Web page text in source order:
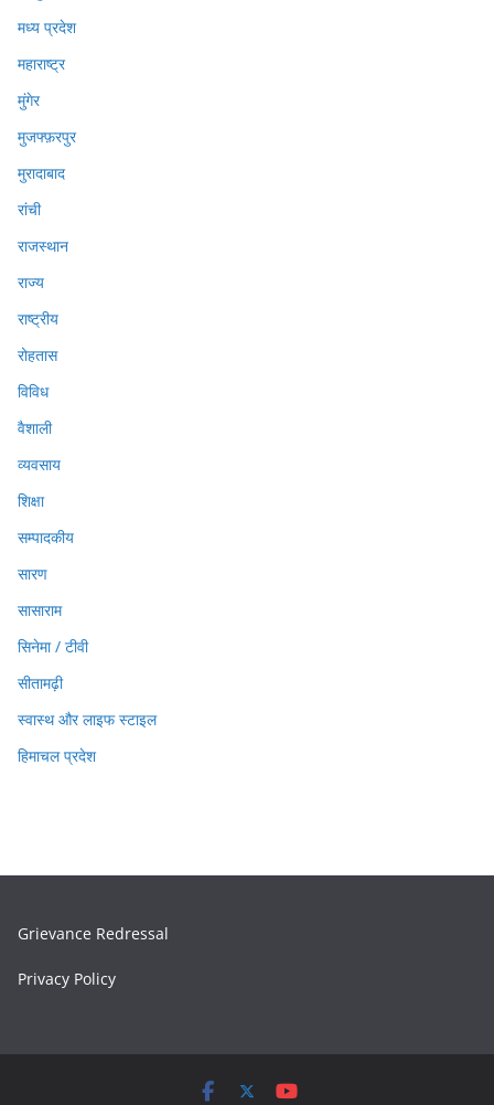
मध्य प्रदेश
महाराष्ट्र
मुंगेर
मुजफ्फ़रपुर
मुरादाबाद
रांची
राजस्थान
राज्य
राष्ट्रीय
रोहतास
विविध
वैशाली
व्यवसाय
शिक्षा
सम्पादकीय
सारण
सासाराम
सिनेमा / टीवी
सीतामढ़ी
स्वास्थ और लाइफ स्टाइल
हिमाचल प्रदेश
Grievance Redressal
Privacy Policy